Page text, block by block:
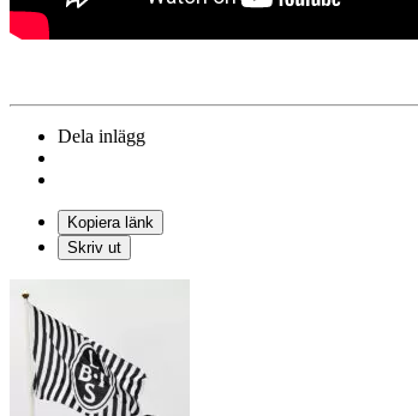
Dela inlägg
Kopiera länk
Skriv ut